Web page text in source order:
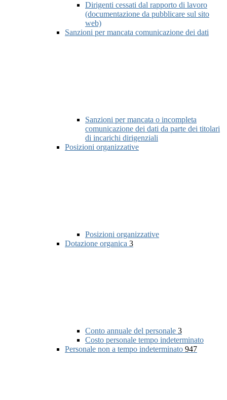
Dirigenti cessati dal rapporto di lavoro
(documentazione da pubblicare sul sito
web)
Sanzioni per mancata comunicazione dei dati
Sanzioni per mancata o incompleta
comunicazione dei dati da parte dei titolari
di incarichi dirigenziali
Posizioni organizzative
Posizioni organizzative
Dotazione organica 3
Conto annuale del personale 3
Costo personale tempo indeterminato
Personale non a tempo indeterminato 947